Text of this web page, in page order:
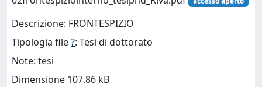
Descrizione: FRONTESPIZIO
Tipologia file?: Tesi di dottorato
Note: tesi
Dimensione 107.86 kB